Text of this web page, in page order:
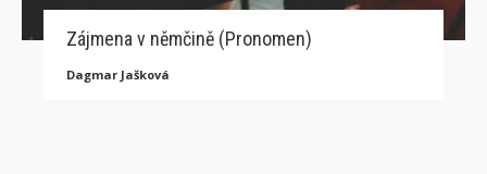
Zájmena v němčině (Pronomen)
Dagmar Jašková